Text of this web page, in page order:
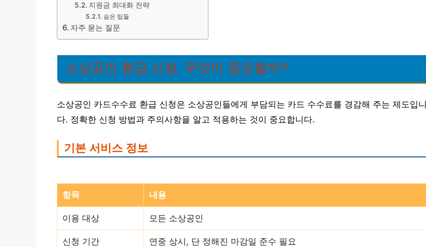
지원금 최대화 전략
숨은 팁들
자주 묻는 질문
소상공인 환급 신청, 무엇이 중요할까?
소상공인 카드수수료 환급 신청은 소상공인들에게 부담되는 카드 수수료를 경감해 주는 제도입니
다. 정확한 신청 방법과 주의사항을 알고 적용하는 것이 중요합니다.
기본 서비스 정보
항목 내용
이용 대상 모든 소상공인
신청 기간 연중 상시, 단 정해진 마감일 준수 필요